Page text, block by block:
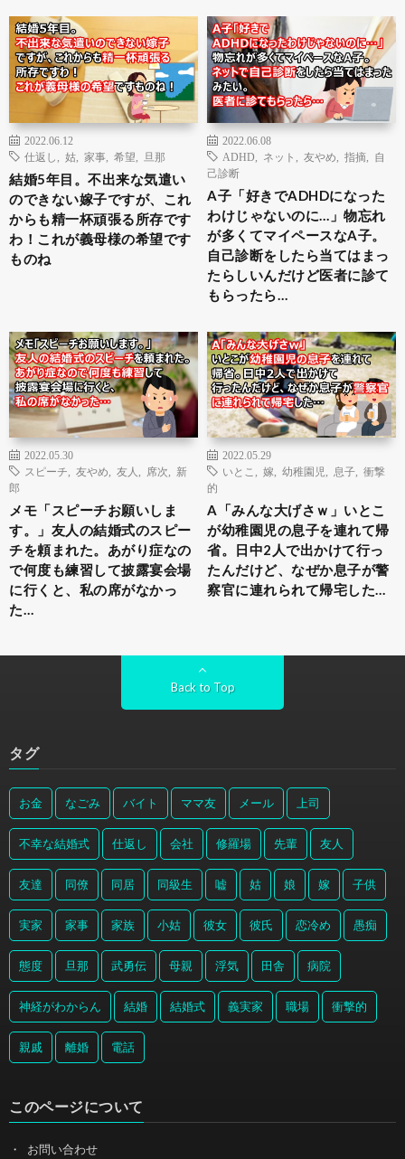
2022.06.12
仕返し
姑 家事 希望 旦那
結婚5年目。不出来な気遣い
のできない嫁子ですが、これ
からも精一杯頑張る所存です
わ！これが義母様の希望です
ものね
2022.06.08
ADHD
ネット 友やめ 指摘
自
己診断
A子「好きでADHDになった
わけじゃないのに…」物忘れ
が多くてマイペースなA子。
自己診断をしたら当てはまっ
たらしいんだけど医者に診て
もらったら…
2022.05.30
スピーチ
友やめ 友人 席次
新
郎
メモ「スピーチお願いしま
す。」友人の結婚式のスピー
チを頼まれた。あがり症なの
で何度も練習して披露宴会場
に行くと、私の席がなかっ
た…
2022.05.29
いとこ
嫁 幼稚園児 息子
衝撃
的
A「みんな大げさｗ」いとこ
が幼稚園児の息子を連れて帰
省。日中2人で出かけて行っ
たんだけど、なぜか息子が警
察官に連れられて帰宅した…
Back to Top
タグ
お金 なごみ バイト ママ友 メール 上司
不幸な結婚式 仕返し 会社 修羅場 先輩 友人
友達 同僚 同居 同級生 嘘 姑 娘 嫁 子供
実家 家事 家族 小姑 彼女 彼氏 恋冷め 愚痴
態度 旦那 武勇伝 母親 浮気 田舎 病院
神経がわからん 結婚 結婚式 義実家 職場 衝撃的
親戚 離婚 電話
このページについて
お問い合わせ